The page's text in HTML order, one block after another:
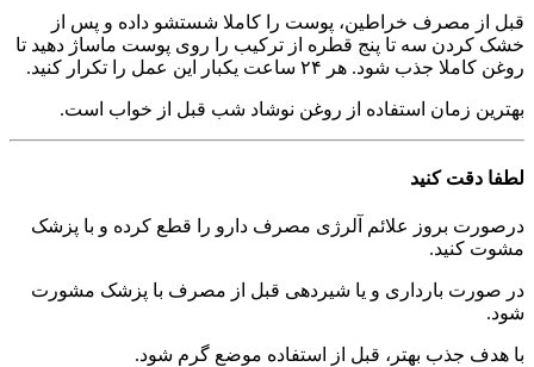
قبل از مصرف خراطین، پوست را کاملا شستشو داده و پس از
خشک کردن سه تا پنج قطره از ترکیب را روی پوست ماساژ دهید تا
روغن کاملا جذب شود. هر ۲۴ ساعت یکبار این عمل را تکرار کنید.
بهترین زمان استفاده از روغن نوشاد شب قبل از خواب است.
لطفا دقت کنید
درصورت بروز علائم آلرژی مصرف دارو را قطع کرده و با پزشک
مشوت کنید.
در صورت بارداری و یا شیردهی قبل از مصرف با پزشک مشورت
شود.
با هدف جذب بهتر، قبل از استفاده موضع گرم شود.